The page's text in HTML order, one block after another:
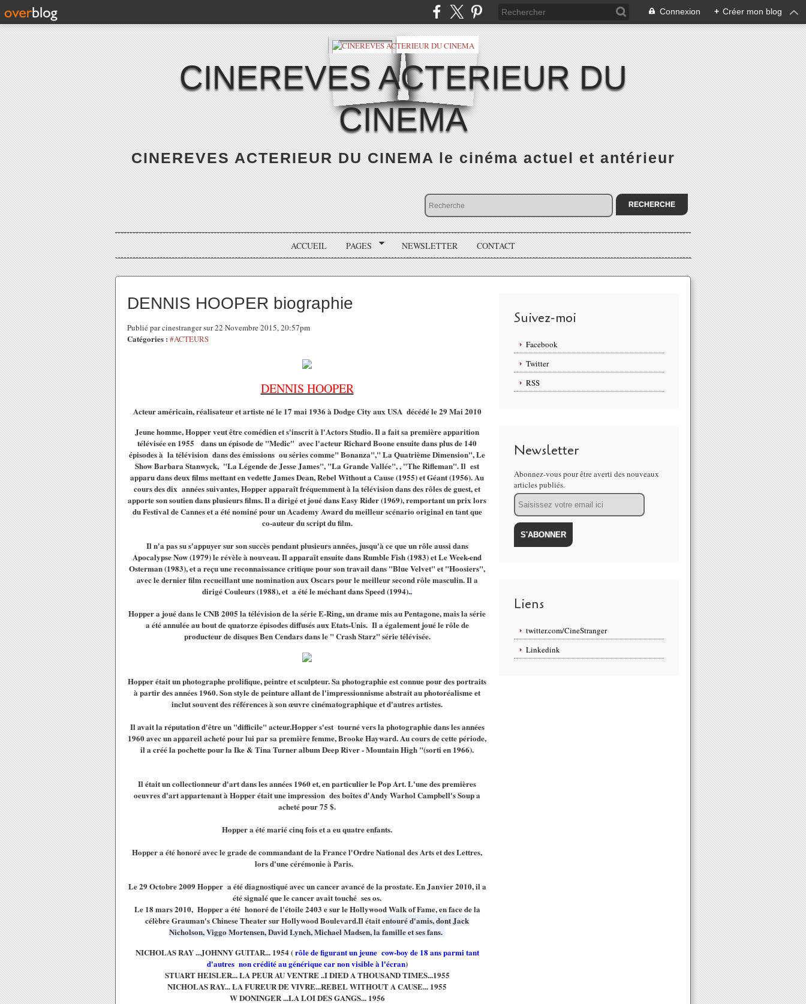
Connexion + Créer mon blog
CINEREVES ACTERIEUR DU
CINEMA
CINEREVES ACTERIEUR DU CINEMA le cinéma actuel et antérieur
ACCUEIL PAGES NEWSLETTER CONTACT
DENNIS HOOPER biographie
Publié par cinestranger sur 22 Novembre 2015, 20:57pm
Catégories : #ACTEURS
DENNIS HOOPER
Acteuraméricain, réalisateur et artistené le 17 mai 1936 à Dodge City aux USA décédé le 29 Mai 2010
Jeune homme, Hopper veut être comédien et s'inscrit à l'Actors Studio.Il a fait sa première apparition
télévisée en 1955
dans un épisode de "Medic" avecl'acteur Richard Booneensuite dans plus de 140
épisodes à la télévision dans des émissions ou séries comme" Bonanza"," La Quatrième Dimension", Le
Show Barbara Stanwyck, "La Légende de Jesse James", "La Grande Vallée", , "The Rifleman". Il est
apparu dans deux films mettant en vedette James Dean, Rebel Without a Cause (1955) et Géant (1956).Au
cours des dix années suivantes, Hopper apparaît fréquemment à la télévision dans des rôles de guest, et
apporte son soutien dans plusieurs films.Il a dirigé et joué dans Easy Rider (1969), remportant un prix lors
du Festival de Cannes et a été nominé pour un Academy Award du meilleur scénario original en tant que
co-auteur du script du film.
Il n'a pas su s'appuyer sur son succès pendant plusieurs années, jusqu'à ce que un rôle aussi dans
Apocalypse Now (1979) le révèle à nouveau.Il apparaît ensuite dans Rumble Fish (1983) et Le Week-end
Osterman (1983), et a reçu une reconnaissance critique pour son travail dans "Blue Velvet" et "Hoosiers",
avec le dernier film recueillant une nomination aux Oscars pour le meilleur second rôle masculin.Il a
dirigé Couleurs (1988), et a été le méchant dans Speed (1994)..
Hopper a joué dans le CNB 2005 la télévision de la série E-Ring, un drame mis au Pentagone, mais la série
a été annulée au bout de quatorze épisodes diffusés aux Etats-Unis. Il a également joué le rôle de
producteur de disques Ben Cendars dans le " Crash Starz" série télévisée.
Hopper était un photographe prolifique, peintre et sculpteur.Sa photographie est connue pour des portraits
à partir des années 1960.Son style de peinture allant de l'impressionnisme abstrait au photoréalisme et
inclut souvent des références à son œuvre cinématographique et d'autres artistes.
Il avait la réputation d'être un "difficile" acteur.Hopper s'est tourné vers la photographie dans les années
1960 avec un appareil acheté pour lui par sa première femme, Brooke Hayward.Au cours de cette période,
il a créé la pochette pour la Ike & Tina Turner album Deep River - Mountain High "(sorti en 1966).
Il était un collectionneur d'art dans les années 1960 et, en particulier le Pop Art.L'une des premières
oeuvres d'art appartenant à Hopper était une impression des boîtes d'Andy Warhol Campbell's Soup a
acheté pour 75 $.
Hopper a été marié cinq fois et a eu quatre enfants.
Hopper a été honoré avec le grade de commandant de la France l'Ordre National des Arts et des Lettres,
lors d'une cérémonie à Paris.
Le 29 Octobre 2009 Hopper a été diagnostiqué avec un cancer avancé de la prostate.En Janvier 2010, il a
été signalé que le cancer avait touché ses os.
Le 18 mars 2010, Hopper a été honoré de l'étoile 2403 e sur le Hollywood Walk of Fame, en face de la
célèbre Grauman's Chinese Theater sur Hollywood Boulevard.Il était entouré d'amis, dont Jack
Nicholson, Viggo Mortensen, David Lynch, Michael Madsen, la famille et ses fans.
NICHOLAS RAY ...JOHNNY GUITAR... 1954 (rôle de figurant un jeune cow-boy de 18 ans parmi tant
d'autres non crédité au générique car non visible à l'écran)
STUART HEISLER... LA PEUR AU VENTRE ..I DIED A THOUSAND TIMES...1955
NICHOLAS RAY... LA FUREUR DE VIVRE...REBEL WITHOUT A CAUSE... 1955
W DONINGER ...LA LOI DES GANGS... 1956
Suivez-moi
Facebook
Twitter
RSS
Newsletter
Abonnez-vous pour être averti des nouveaux
articles publiés.
Email
Liens
twitter.com/CineStranger
Linkedink